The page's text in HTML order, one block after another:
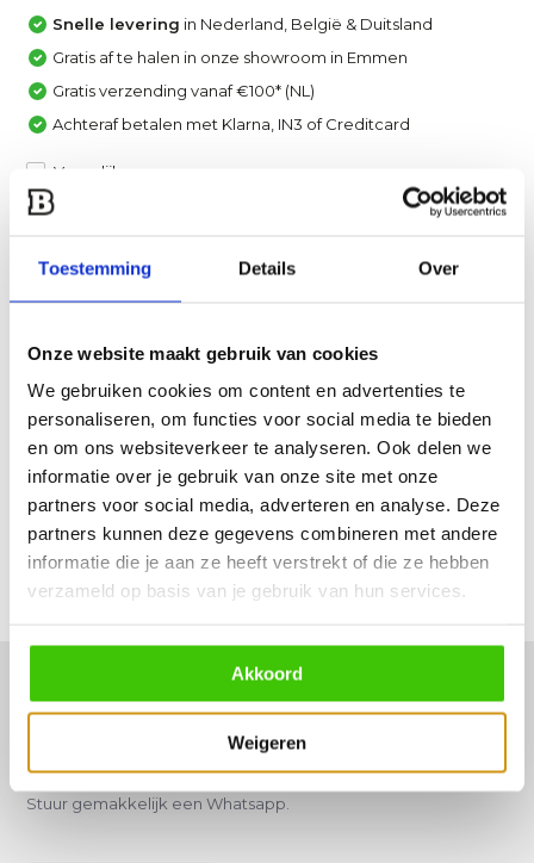
Toestemming Details Over
Onze website maakt gebruik van cookies
We gebruiken cookies om content en advertenties te
personaliseren, om functies voor social media te bieden
en om ons websiteverkeer te analyseren. Ook delen we
informatie over je gebruik van onze site met onze
partners voor social media, adverteren en analyse. Deze
partners kunnen deze gegevens combineren met andere
informatie die je aan ze heeft verstrekt of die ze hebben
verzameld op basis van je gebruik van hun services.
Akkoord
Weigeren
Snelle levering in Nederland, België & Duitsland
Gratis af te halen in onze showroom in Emmen
Gratis verzending vanaf €100* (NL)
Achteraf betalen met Klarna, IN3 of Creditcard
Vergelijk
Een van onze specialisten helpt je graag verder!
Productomschrijving
Specificaties
Reviews
Delen
Hulp of advies nodig?
Vraag het een van onze specialisten!
Stuur gemakkelijk een Whatsapp.